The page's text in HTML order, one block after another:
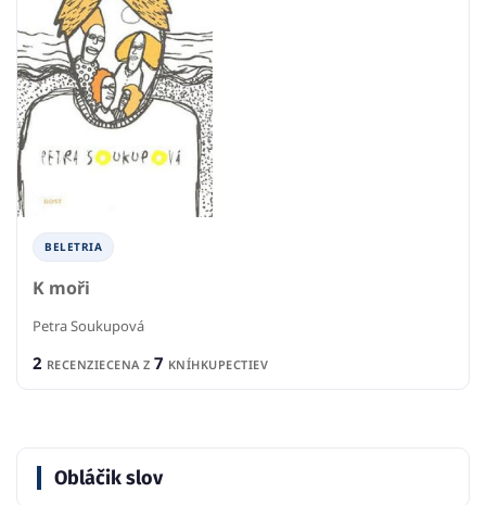
BELETRIA
K moři
Petra Soukupová
2 RECENZIECENA Z 7 KNÍHKUPECTIEV
Obláčik slov